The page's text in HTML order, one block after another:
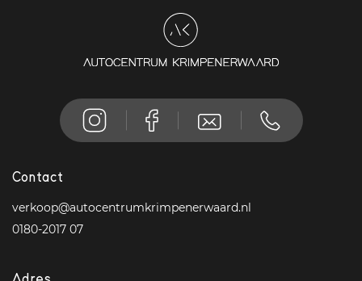
Contact
verkoop@autocentrumkrimpenerwaard.nl
0180-2017 07